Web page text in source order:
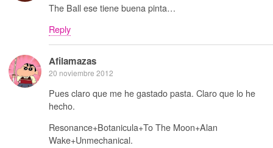
The Ball ese tiene buena pinta…
Reply
Afilamazas
20 noviembre 2012
Pues claro que me he gastado pasta. Claro que lo he
hecho.
Resonance+Botanicula+To The Moon+Alan
Wake+Unmechanical.